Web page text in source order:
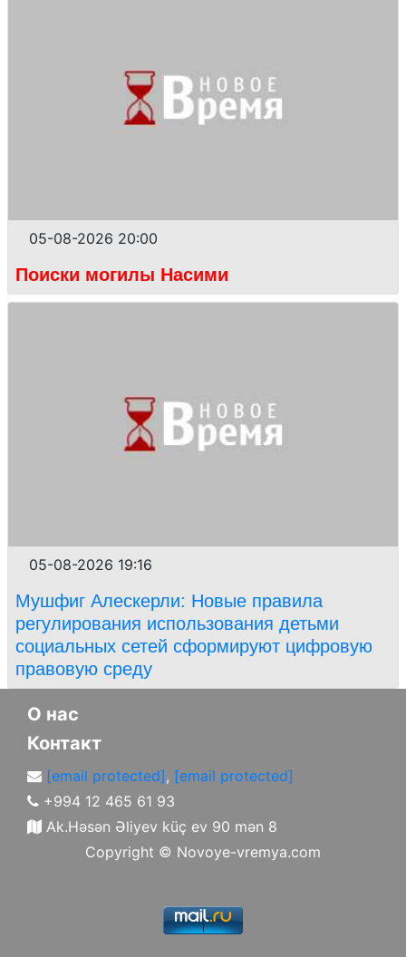
05-08-2026 20:00
Поиски могилы Насими
05-08-2026 19:16
Мушфиг Алескерли: Новые правила
регулирования использования детьми
социальных сетей сформируют цифровую
правовую среду
О нас
Контакт
[email protected], [email protected]
+994 12 465 61 93
Ak.Həsən Əliyev küç ev 90 mən 8
Copyright © Novoye-vremya.com